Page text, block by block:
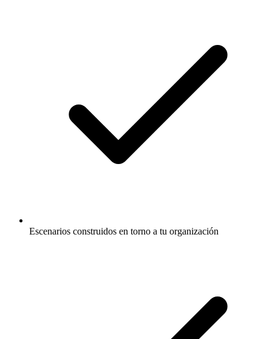
Escenarios construidos en torno a tu organización